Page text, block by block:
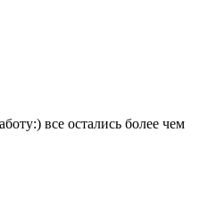
все остались более чем